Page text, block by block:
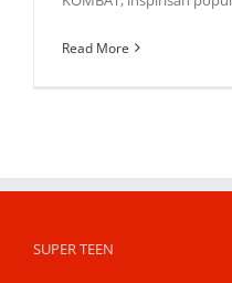
Read More
SUPER TEEN